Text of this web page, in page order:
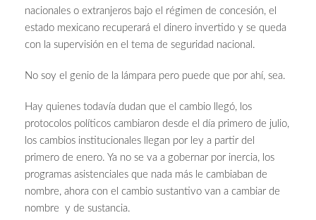
nacionales o extranjeros bajo el régimen de concesión, el
estado mexicano recuperará el dinero invertido y se queda
con la supervisión en el tema de seguridad nacional.
No soy el genio de la lámpara pero puede que por ahí, sea.
Hay quienes todavía dudan que el cambio llegó, los
protocolos políticos cambiaron desde el día primero de julio,
los cambios institucionales llegan por ley a partir del
primero de enero. Ya no se va a gobernar por inercia, los
programas asistenciales que nada más le cambiaban de
nombre, ahora con el cambio sustantivo van a cambiar de
nombre y de sustancia.